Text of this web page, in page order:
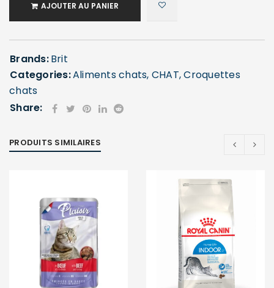
AJOUTER AU PANIER
Brands:Brit
Categories:Aliments chats, CHAT,Croquettes
chats
Share:
PRODUITS SIMILAIRES